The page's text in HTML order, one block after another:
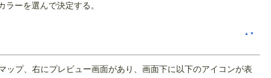
ーを選んで決定する。
▲ ▼
プ、右にプレビュー画面があり、画面下に以下のアイコンが表